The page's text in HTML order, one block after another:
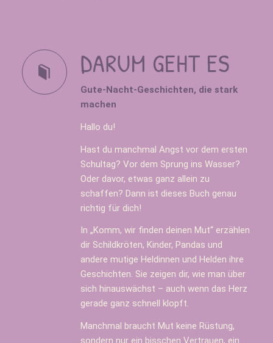
DARUM GEHT ES
Gute-Nacht-Geschichten, die stark
machen
Hallo du!
Hast du manchmal Angst vor dem ersten
Schultag? Vor dem Sprung ins Wasser?
Oder davor, etwas ganz allein zu
schaffen? Dann ist dieses Buch genau
richtig für dich!
In „Komm, wir finden deinen Mut“ erzählen
dir Schildkröten, Kinder, Pandas und
andere mutige Heldinnen und Helden ihre
Geschichten. Sie zeigen dir, wie man über
sich hinauswächst – auch wenn das Herz
gerade ganz schnell klopft.
Manchmal braucht Mut keine Rüstung,
sondern nur ein bisschen Vertrauen, ein